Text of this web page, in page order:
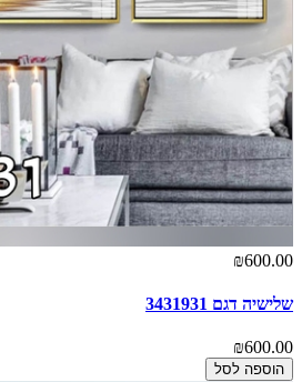
₪600.00
שלישיה דגם 3431931
₪600.00
הוספה לסל